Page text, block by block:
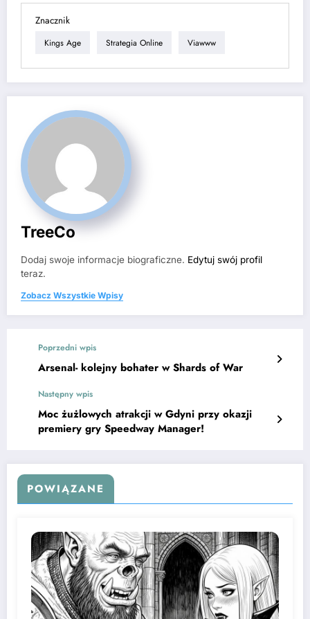
Znacznik
Kings Age Strategia Online Viawww
TreeCo
Dodaj swoje informacje biograficzne. Edytuj swój profil
teraz.
Zobacz Wszystkie Wpisy
Poprzedni wpis
Arsenal- kolejny bohater w Shards of War
Następny wpis
Moc żużlowych atrakcji w Gdyni przy okazji
premiery gry Speedway Manager!
POWIĄZANE